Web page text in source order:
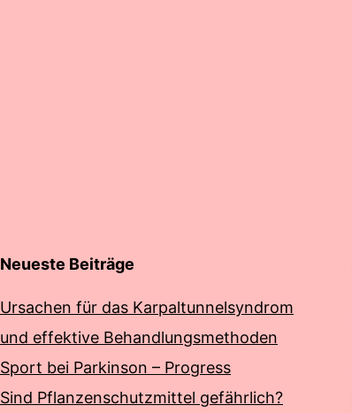
Neueste Beiträge
Ursachen für das Karpaltunnelsyndrom
und effektive Behandlungsmethoden
Sport bei Parkinson – Progress
Sind Pflanzenschutzmittel gefährlich?